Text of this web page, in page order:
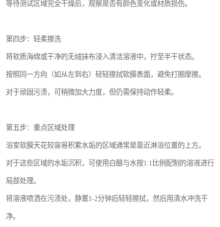
等待测试区域完全干燥后，观察是否有颜色变化或材质损伤。
第四步：轻柔擦洗
将软质海绵或干净的无绒抹布浸入清洁溶液中，拧至半干状态。
按照同一方向（如从左到右）轻轻擦拭软膜表面，避免打圈摩擦。
对于顽固污渍，可稍微加大力度，但仍需保持动作轻柔。
第五步：重点区域处理
浴室软膜天花较容易积累水垢的区域通常是靠近淋浴位置的上方。
对于这些区域的水垢沉积，可使用白醋与水按1:1比例配制的溶液进行
局部处理。
将溶液喷洒在污渍处，静置1-2分钟后轻轻擦拭，然后用清水冲洗干
净。